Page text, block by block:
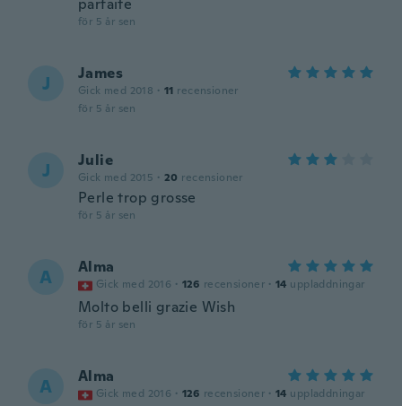
parfaite
för 5 år sen
J James
Gick med 2018 · 11 recensioner
för 5 år sen
J Julie
Gick med 2015 · 20 recensioner
Perle trop grosse
för 5 år sen
A Alma
Gick med 2016 · 126 recensioner · 14 uppladdningar
Molto belli grazie Wish
för 5 år sen
A Alma
Gick med 2016 · 126 recensioner · 14 uppladdningar